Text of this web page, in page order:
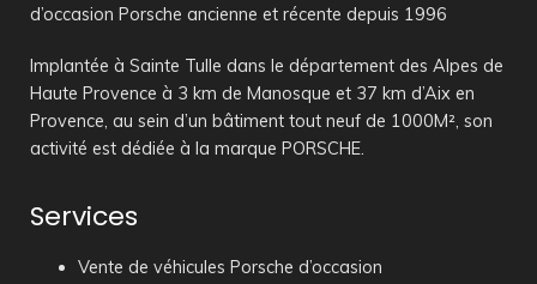
d’occasion Porsche ancienne et récente depuis 1996
Implantée à Sainte Tulle dans le département des Alpes de
Haute Provence à 3 km de Manosque et 37 km d’Aix en
Provence, au sein d’un bâtiment tout neuf de 1000M², son
activité est dédiée à la marque PORSCHE.
Services
Vente de véhicules Porsche d’occasion